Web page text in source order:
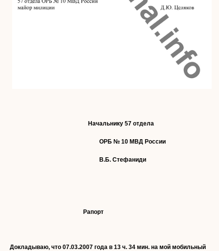
Начальнику 57 отдела
ОРБ № 10 МВД России
В.Б. Стефаниди
Рапорт
Докладываю, что 07.03.2007 года в 13 ч. 34 мин. на мой мобильный